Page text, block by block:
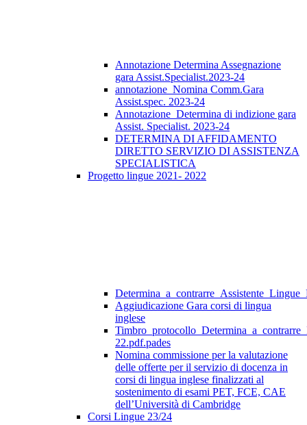
Annotazione Determina Assegnazione
gara Assist.Specialist.2023-24
annotazione_Nomina Comm.Gara
Assist.spec. 2023-24
Annotazione_Determina di indizione gara
Assist. Specialist. 2023-24
DETERMINA DI AFFIDAMENTO
DIRETTO SERVIZIO DI ASSISTENZA
SPECIALISTICA
Progetto lingue 2021- 2022
Aggiudicazione Gara corsi di lingua
inglese
22.pdf.pades
Nomina commissione per la valutazione
delle offerte per il servizio di docenza in
corsi di lingua inglese finalizzati al
sostenimento di esami PET, FCE, CAE
dell’Università di Cambridge
Corsi Lingue 23/24